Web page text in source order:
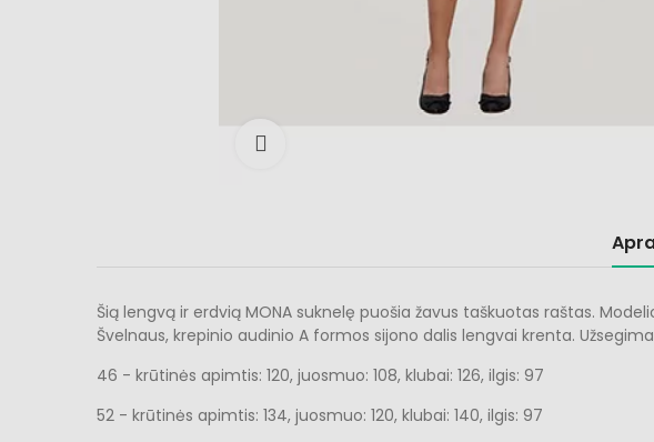
Šią lengvą ir erdvią MONA suknelę puošia žavus taškuotas raštas.
Švelnaus, krepinio audinio A formos sijono dalis lengvai krenta.
46 - krūtinės apimtis: 120, juosmuo: 108, klubai: 126, ilgis: 97
52 - krūtinės apimtis: 134, juosmuo: 120, klubai: 140, ilgis: 97